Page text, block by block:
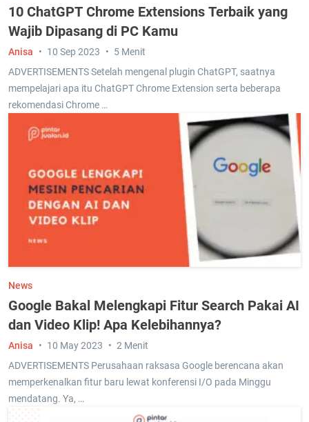
10 ChatGPT Chrome Extensions Terbaik yang
Wajib Dipasang di PC Kamu
ADVERTISEMENTS Setelah mengenal plugin ChatGPT, saatnya
mempelajari apa itu ChatGPT Chrome Extension serta beberapa
rekomendasi Chrome …
Anisa 10 Sep 2023 5 Menit
News
Google Bakal Melengkapi Fitur Search Pakai AI
dan Video Klip! Apa Kelebihannya?
ADVERTISEMENTS Perusahaan raksasa Google berencana akan
memperkenalkan fitur baru lewat konferensi I/O pada Minggu
mendatang. Ya, …
Anisa 10 May 2023 2 Menit